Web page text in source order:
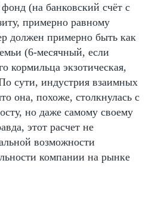
(на банковский счёт с
примерно равному
должен примерно быть как
(6-месячный, если
кормильца экзотическая,
сути, индустрия взаимных
она, похоже, столкнулась с
но даже самому своему
этот расчет не
возможности
компании на рынке